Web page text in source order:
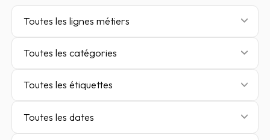
Toutes les lignes métiers
Toutes les catégories
Toutes les étiquettes
Toutes les dates